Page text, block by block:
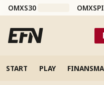
OMXS30 OMXSPI
START PLAY